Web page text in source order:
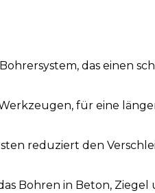
das einen
für eine
reduziert den
Bohren in Beton, Ziegel